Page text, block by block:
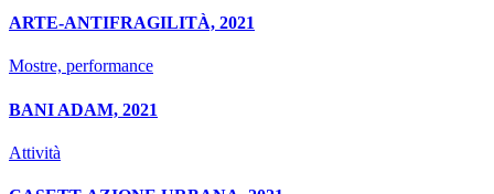
ARTE-ANTIFRAGILITÀ, 2021
Mostre, performance
BANI ADAM, 2021
Attività